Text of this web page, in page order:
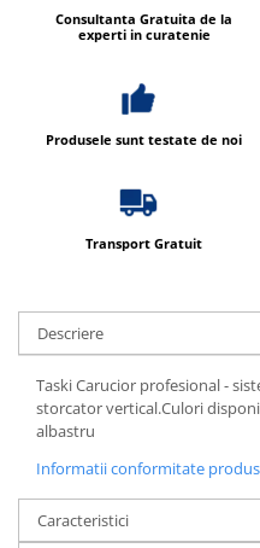
Consultanta Gratuita de la
experti in curatenie
Produsele sunt testate de noi
Transport Gratuit
Descriere
Taski Carucior profesional -
storcator vertical.Culori
albastru
Informatii conformitate produs
Caracteristici